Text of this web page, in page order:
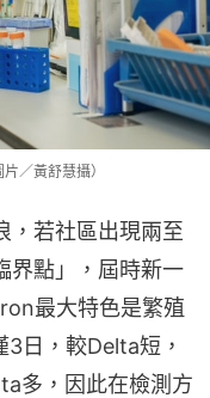
／黃舒慧攝）
，若社區出現兩至
界點」，屆時新一
最大特色是繁殖
日，較Delta短，
多，因此在檢測方